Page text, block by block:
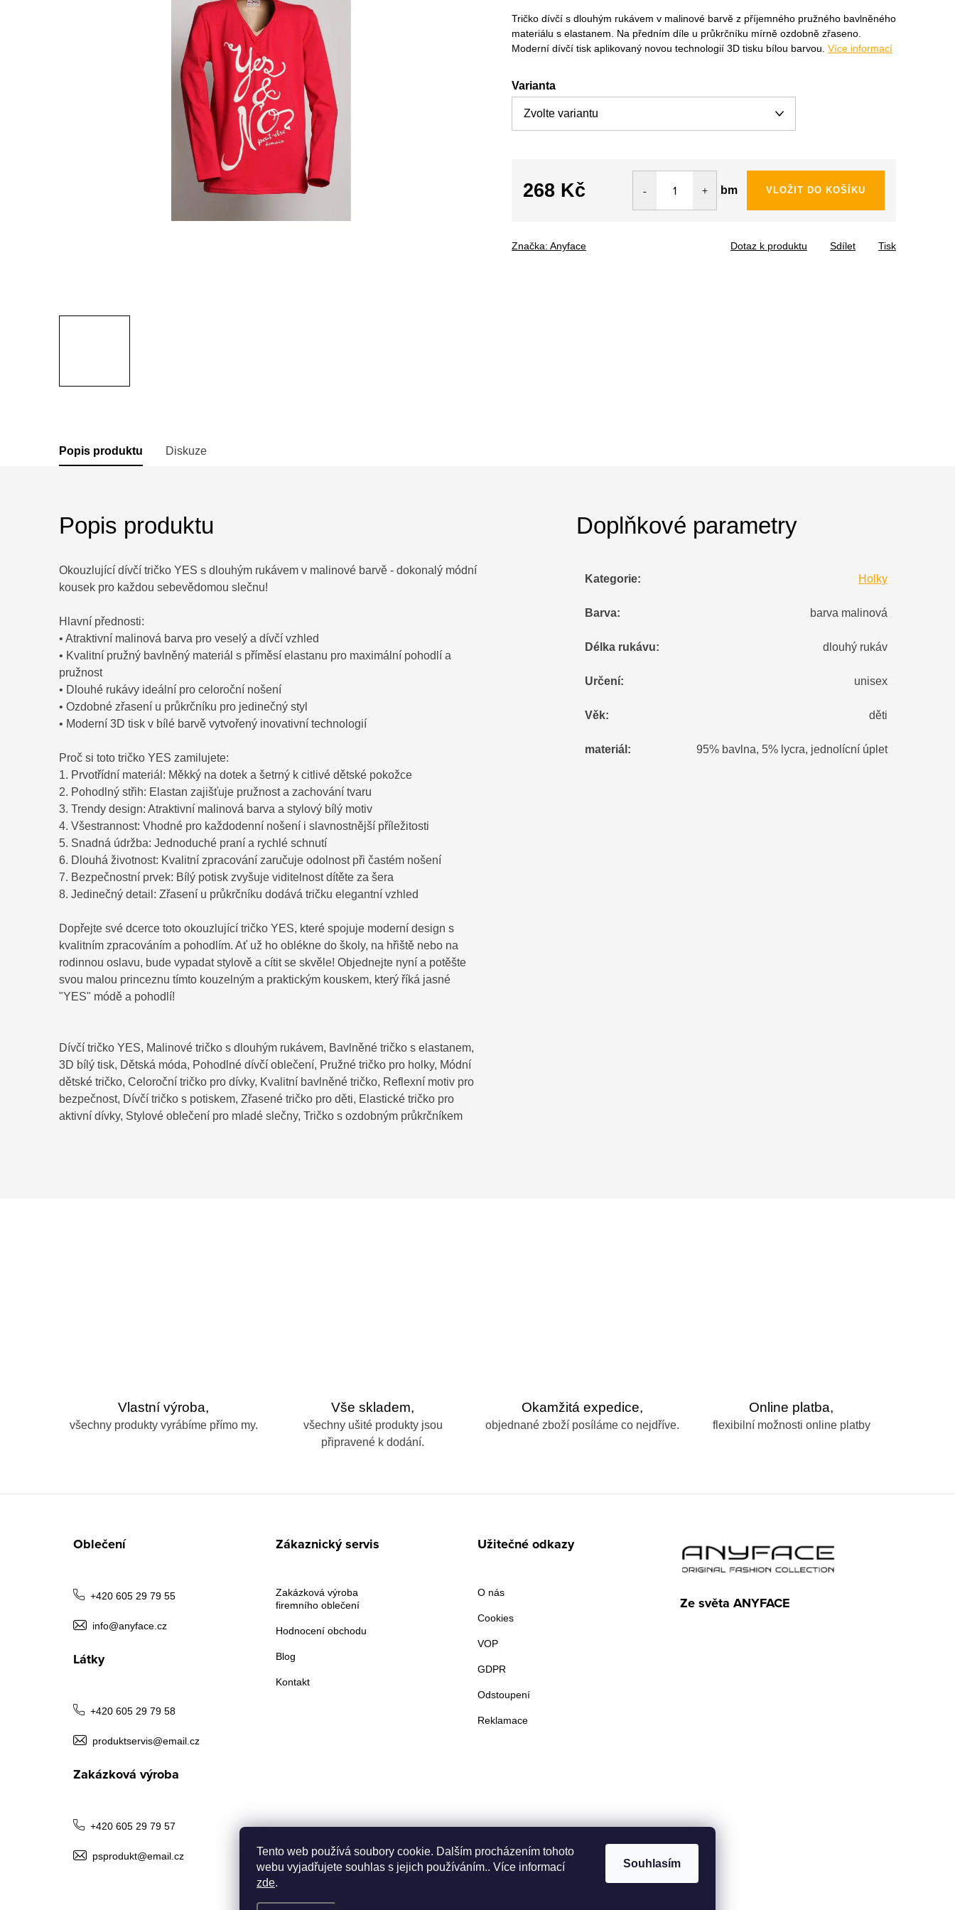
Tento web používá soubory cookie. Dalším procházením tohoto
webu vyjadřujete souhlas s jejich používáním.. Více informací
zde.
Souhlasím
Tričko dívčí s dlouhým rukávem v malinové barvě z příjemného pružného bavlněného
materiálu s elastanem. Na předním díle u průkrčníku mírně ozdobně zřaseno.
Moderní dívčí tisk aplikovaný novou technologií 3D tisku bílou barvou. Více informací
Varianta
268 Kč bm VLOŽIT DO KOŠÍKU
Značka: Anyface Tisk
Dotaz k produktu Sdílet
Popis produktu Diskuze
Popis produktu
Okouzlující dívčí tričko YES s dlouhým rukávem v malinové barvě - dokonalý módní
kousek pro každou sebevědomou slečnu!
Hlavní přednosti:
• Atraktivní malinová barva pro veselý a dívčí vzhled
• Kvalitní pružný bavlněný materiál s příměsí elastanu pro maximální pohodlí a
pružnost
• Dlouhé rukávy ideální pro celoroční nošení
• Ozdobné zřasení u průkrčníku pro jedinečný styl
• Moderní 3D tisk v bílé barvě vytvořený inovativní technologií
Proč si toto tričko YES zamilujete:
1. Prvotřídní materiál: Měkký na dotek a šetrný k citlivé dětské pokožce
2. Pohodlný střih: Elastan zajišťuje pružnost a zachování tvaru
3. Trendy design: Atraktivní malinová barva a stylový bílý motiv
4. Všestrannost: Vhodné pro každodenní nošení i slavnostnější příležitosti
5. Snadná údržba: Jednoduché praní a rychlé schnutí
6. Dlouhá životnost: Kvalitní zpracování zaručuje odolnost při častém nošení
7. Bezpečnostní prvek: Bílý potisk zvyšuje viditelnost dítěte za šera
8. Jedinečný detail: Zřasení u průkrčníku dodává tričku elegantní vzhled
Dopřejte své dcerce toto okouzlující tričko YES, které spojuje moderní design s
kvalitním zpracováním a pohodlím. Ať už ho oblékne do školy, na hřiště nebo na
rodinnou oslavu, bude vypadat stylově a cítit se skvěle! Objednejte nyní a potěšte
svou malou princeznu tímto kouzelným a praktickým kouskem, který říká jasné
"YES" módě a pohodlí!
Dívčí tričko YES, Malinové tričko s dlouhým rukávem, Bavlněné tričko s elastanem,
3D bílý tisk, Dětská móda, Pohodlné dívčí oblečení, Pružné tričko pro holky, Módní
dětské tričko, Celoroční tričko pro dívky, Kvalitní bavlněné tričko, Reflexní motiv pro
bezpečnost, Dívčí tričko s potiskem, Zřasené tričko pro děti, Elastické tričko pro
aktivní dívky, Stylové oblečení pro mladé slečny, Tričko s ozdobným průkrčníkem
Doplňkové parametry
Kategorie: Holky
Barva: barva malinová
Délka rukávu: dlouhý rukáv
Určení: unisex
Věk: děti
materiál : 95% bavlna, 5% lycra, jednolícní úplet
Vlastní výroba,
všechny produkty vyrábíme přímo my.
Vše skladem,
všechny ušité produkty jsou
připravené k dodání.
Okamžitá expedice,
objednané zboží posíláme co nejdříve.
Online platba,
flexibilní možnosti online platby
Oblečení
+420 605 29 79 55
info@anyface.cz
Látky
+420 605 29 79 58
produktservis@email.cz
Zakázková výroba
+420 605 29 79 57
psprodukt@email.cz
Zákaznický servis
Zakázková výroba
firemního oblečení
Hodnocení obchodu
Blog
Kontakt
Užitečné odkazy
O nás
Cookies
VOP
GDPR
Odstoupení
Reklamace
Ze světa ANYFACE